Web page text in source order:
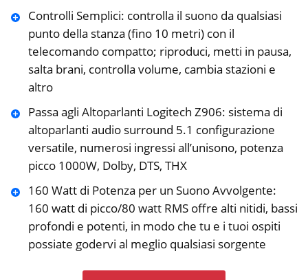
Controlli Semplici: controlla il suono da qualsiasi
punto della stanza (fino 10 metri) con il
‎telecomando compatto; riproduci, metti in pausa,
salta brani, controlla volume, cambia stazioni e
altro
Passa agli Altoparlanti Logitech Z906: sistema di
altoparlanti audio surround 5.1 configurazione
versatile, numerosi ingressi all’unisono, potenza
picco 1000W, Dolby, DTS, THX
‎160 Watt di Potenza per un Suono Avvolgente:
160 watt di picco/80 ‎watt RMS offre alti nitidi, bassi
profondi e potenti, in modo che tu e i tuoi ospiti
possiate godervi al ‎meglio qualsiasi sorgente